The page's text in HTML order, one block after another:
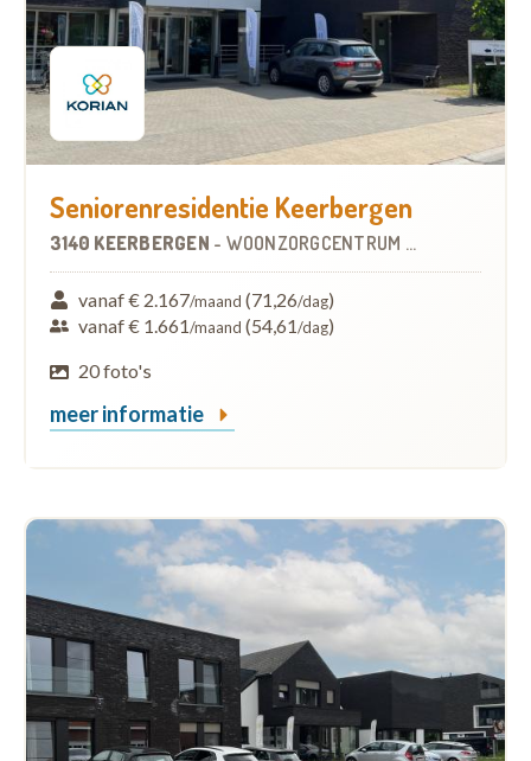
Seniorenresidentie Keerbergen
3140 KEERBERGEN - WOONZORGCENTRUM (WZC)
vanaf € 2.167/maand (71,26/dag)
vanaf € 1.661/maand (54,61/dag)
20 foto's
meer informatie